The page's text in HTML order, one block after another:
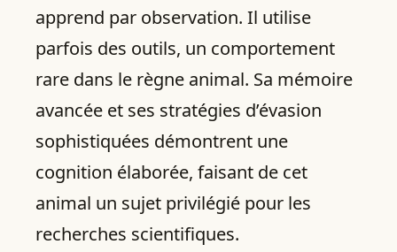
apprend par observation. Il utilise
parfois des outils, un comportement
rare dans le règne animal. Sa mémoire
avancée et ses stratégies d’évasion
sophistiquées démontrent une
cognition élaborée, faisant de cet
animal un sujet privilégié pour les
recherches scientifiques.